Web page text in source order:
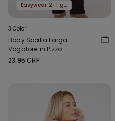
Easywear 2+1 gratis
3 Colori
Body Spalla Larga
Vogatore in Pizzo
23.95 CHF